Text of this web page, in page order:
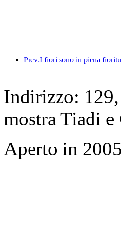
Indirizzo:
mostra Tiadi e
Aperto in